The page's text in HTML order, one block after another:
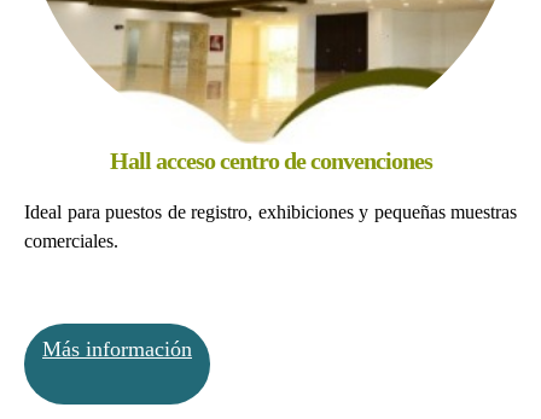
Hall acceso centro de convenciones
Ideal para puestos de registro, exhibiciones y pequeñas muestras
comerciales.
Más información